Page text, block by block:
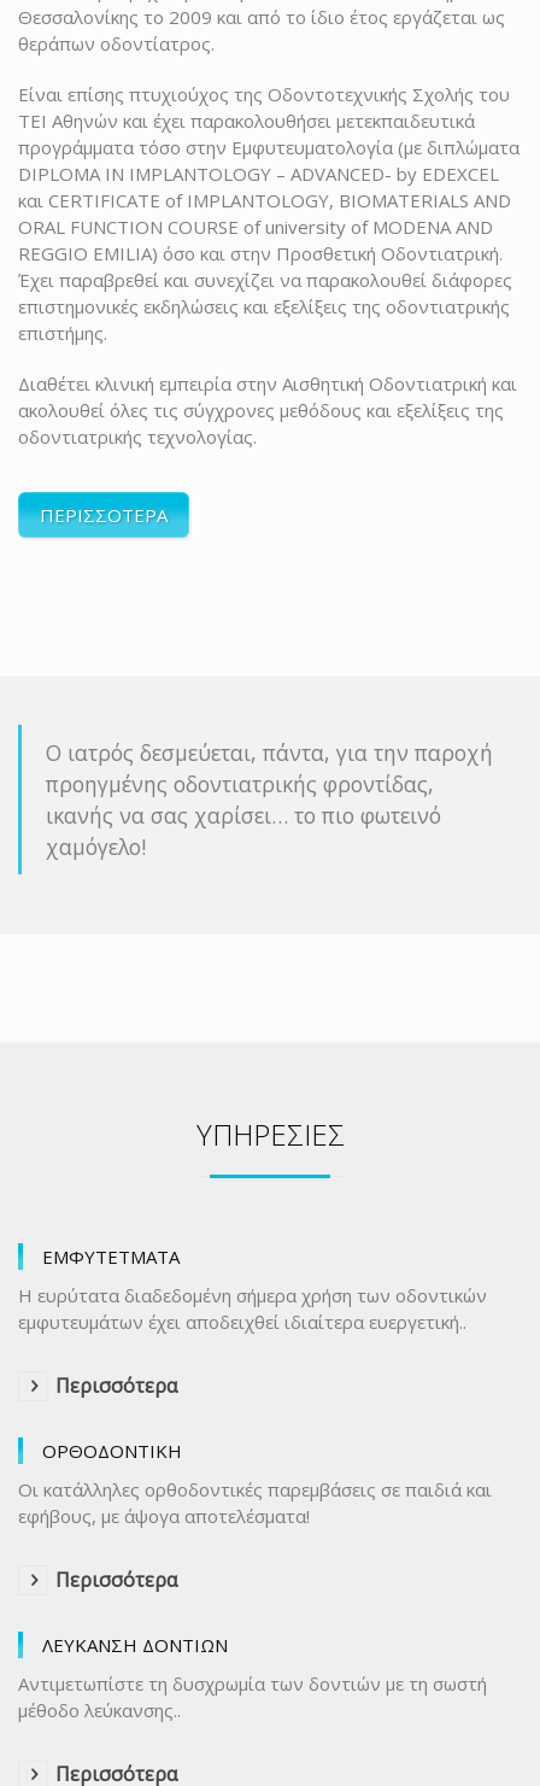
Θεσσαλονίκης το 2009 και από το ίδιο έτος εργάζεται ως
θεράπων οδοντίατρος.
Είναι επίσης πτυχιούχος της Οδοντοτεχνικής Σχολής του
ΤΕΙ Αθηνών και έχει παρακολουθήσει μετεκπαιδευτικά
προγράμματα τόσο στην Εμφυτευματολογία (με διπλώματα
DIPLOMA IN IMPLANTOLOGY – ADVANCED- by EDEXCEL
και CERTIFICATE of IMPLANTOLOGY, BIOMATERIALS AND
ORAL FUNCTION COURSE of university of MODENA AND
REGGIO EMILIA) όσο και στην Προσθετική Οδοντιατρική.
Έχει παραβρεθεί και συνεχίζει να παρακολουθεί διάφορες
επιστημονικές εκδηλώσεις και εξελίξεις της οδοντιατρικής
επιστήμης.
Διαθέτει κλινική εμπειρία στην Αισθητική Οδοντιατρική και
ακολουθεί όλες τις σύγχρονες μεθόδους και εξελίξεις της
οδοντιατρικής τεχνολογίας.
ΠΕΡΙΣΣΟΤΕΡΑ
Ο ιατρός δεσμεύεται, πάντα, για την παροχή
προηγμένης οδοντιατρικής φροντίδας,
ικανής να σας χαρίσει… το πιο φωτεινό
χαμόγελο!
ΥΠΗΡΕΣΙΕΣ
ΕΜΦΥΤΕΤΜΑΤΑ
Η ευρύτατα διαδεδομένη σήμερα χρήση των οδοντικών
εμφυτευμάτων έχει αποδειχθεί ιδιαίτερα ευεργετική..
Περισσότερα
ΟΡΘΟΔΟΝΤΙΚΗ
Οι κατάλληλες ορθοδοντικές παρεμβάσεις σε παιδιά και
εφήβους, με άψογα αποτελέσματα!
Περισσότερα
ΛΕΥΚΑΝΣΗ ΔΟΝΤΙΩΝ
Αντιμετωπίστε τη δυσχρωμία των δοντιών με τη σωστή
μέθοδο λεύκανσης..
Περισσότερα